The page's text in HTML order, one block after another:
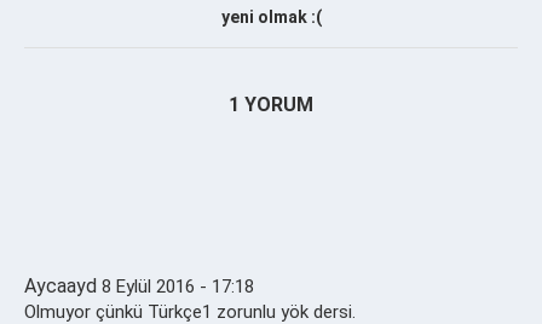
yeni olmak :(
1 YORUM
Aycaayd 8 Eylül 2016 - 17:18
Olmuyor çünkü Türkçe1 zorunlu yök dersi.